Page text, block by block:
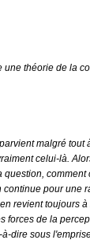
une théorie de la
malgré tout
celui-là.
pour une
revient toujours
forces de la
dire sous